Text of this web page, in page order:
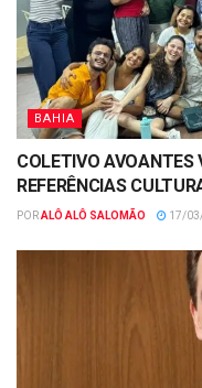
BAHIA
COLETIVO AVOANTES
REFERÊNCIAS
PORALÔ ALÔ SALOMÃO 17/